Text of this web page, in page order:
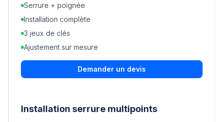
Serrure + poignée
Installation complète
3 jeux de clés
Ajustement sur mesure
Demander un devis
Installation serrure multipoints